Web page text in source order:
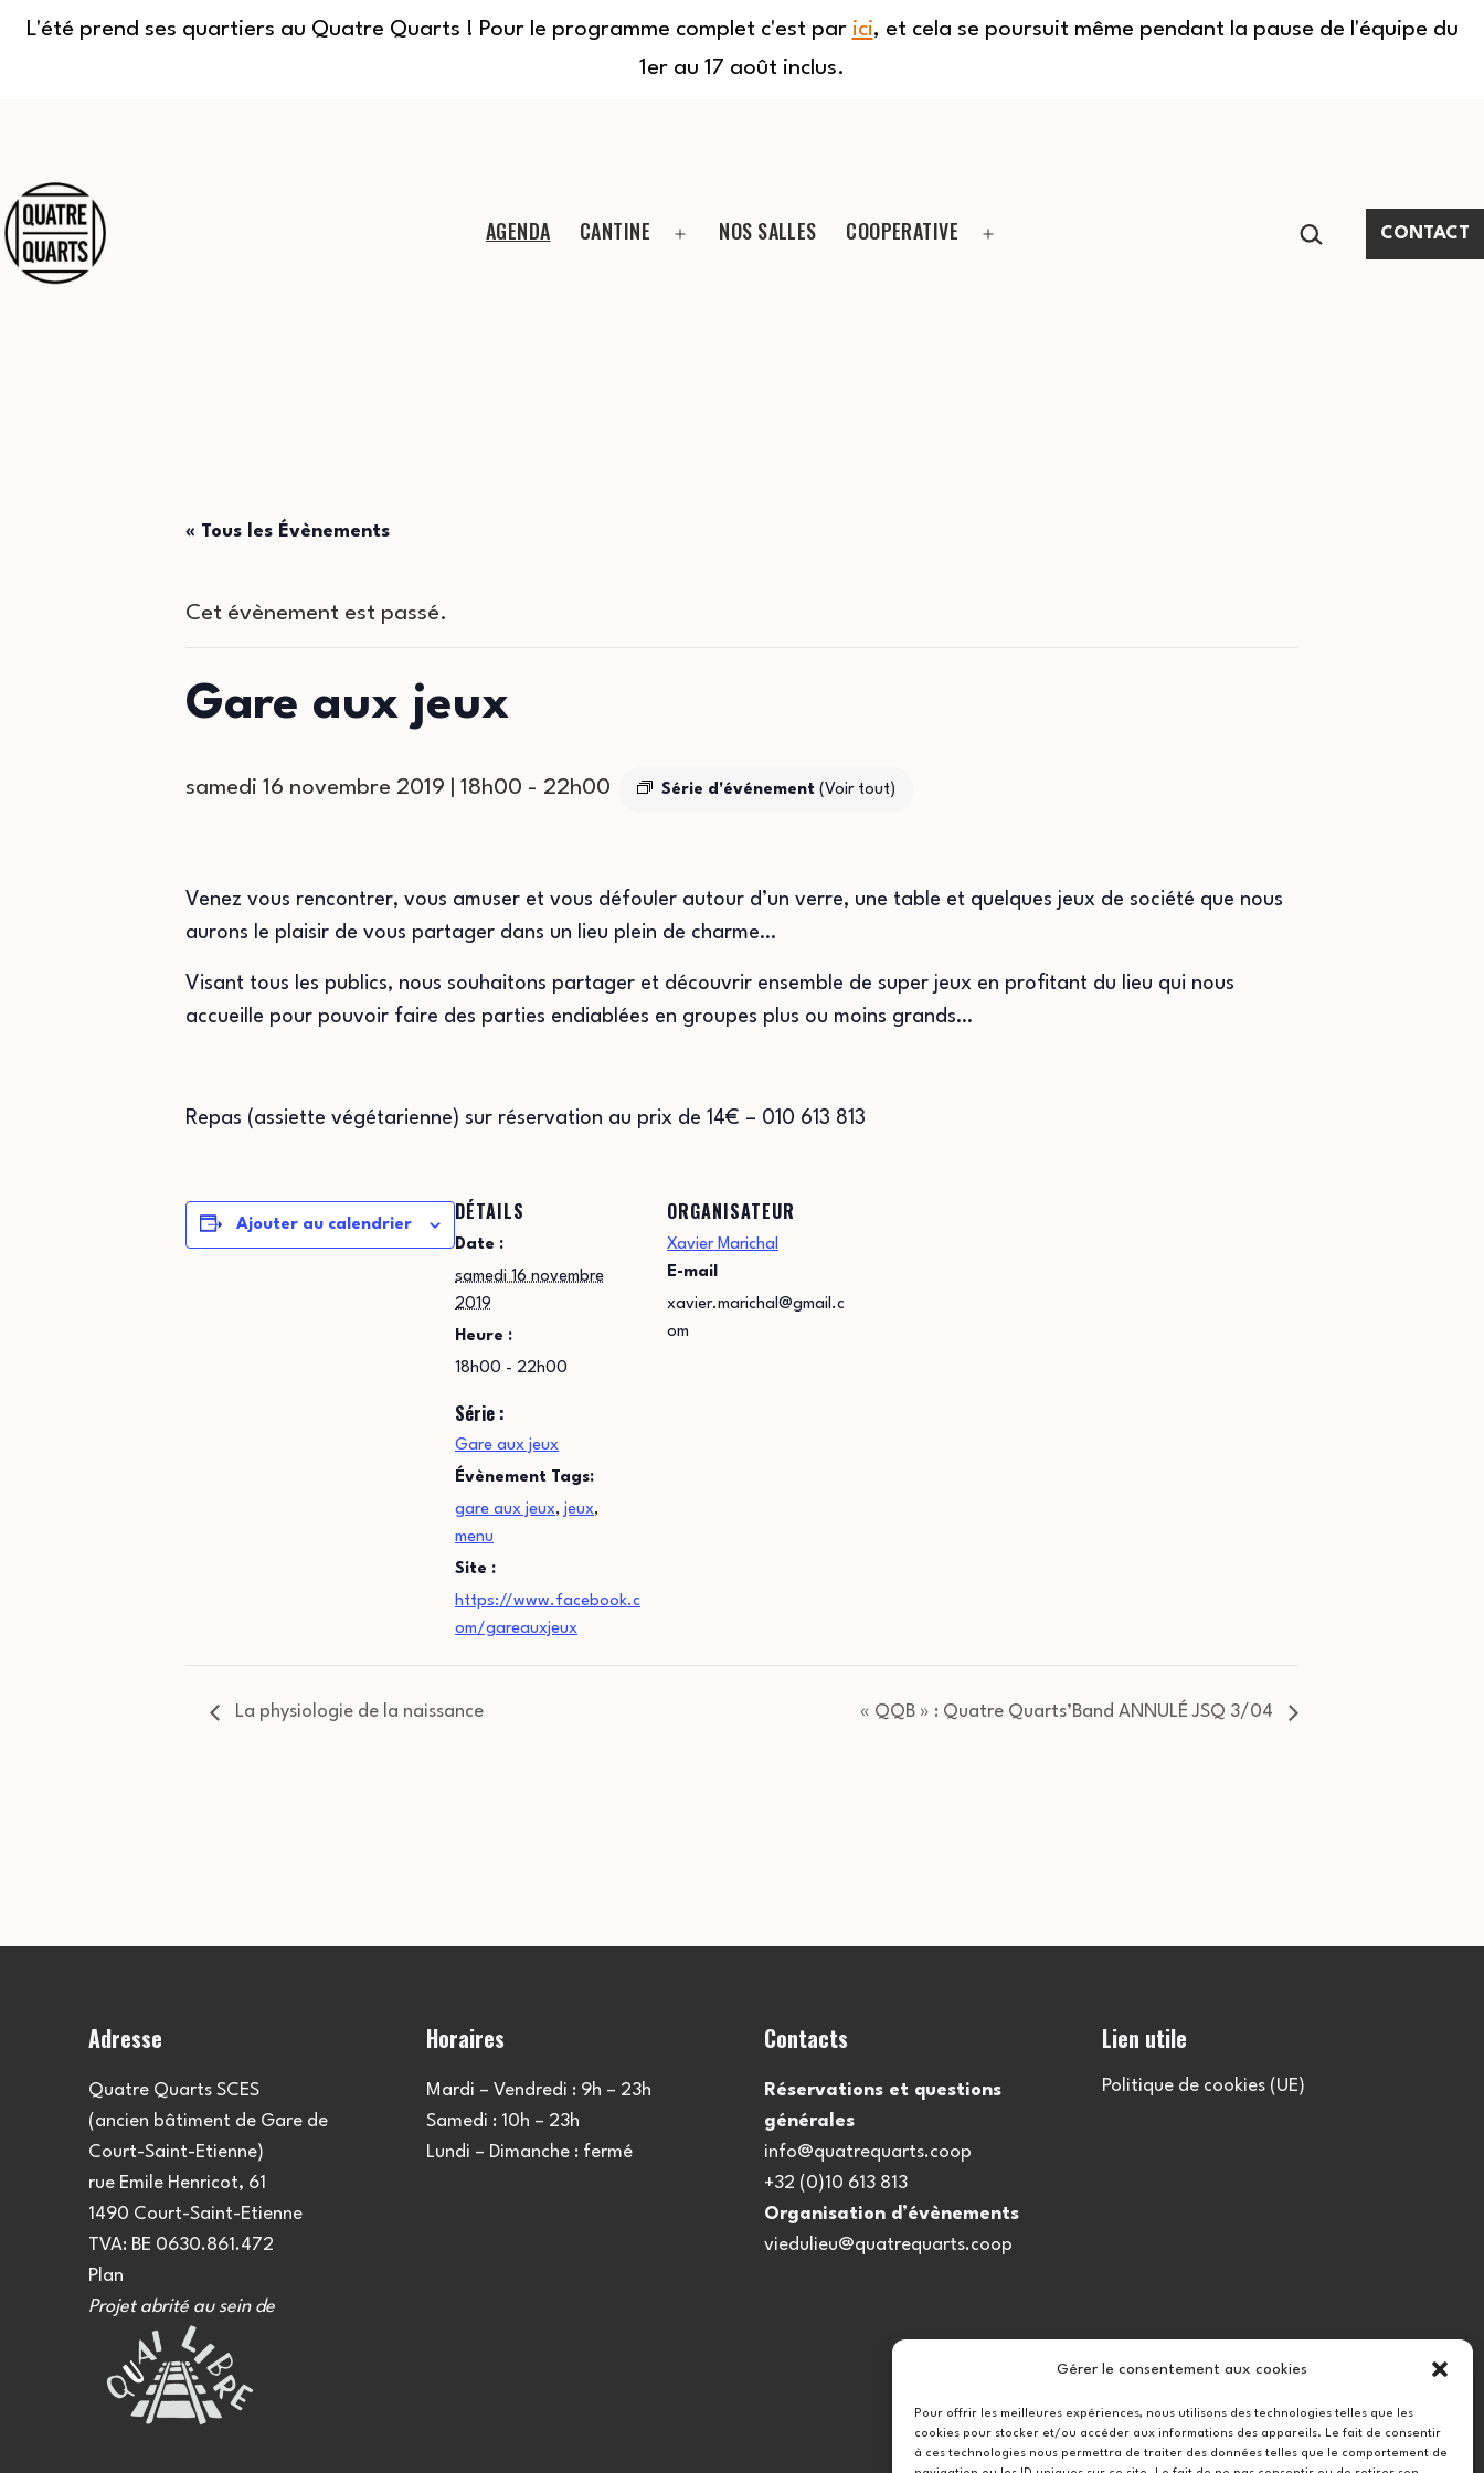
L'été prend ses quartiers au Quatre Quarts ! Pour le programme complet c'est par ici, et cela se poursuit même pendant la pause de l'équipe du
1er au 17 août inclus.
Gérer le consentement aux cookies
Pour offrir les meilleures expériences, nous utilisons des technologies telles que les
cookies pour stocker et/ou accéder aux informations des appareils. Le fait de consentir
à ces technologies nous permettra de traiter des données telles que le comportement de
contenu
AGENDA CANTINE NOS SALLES COOPERATIVE RECHERCHER…
CONTACT
« Tous les Évènements
Cet évènement est passé.
Gare aux jeux
samedi 16 novembre 2019 | 18h00 - 22h00 Série d'événement (Voir tout)
Venez vous rencontrer, vous amuser et vous défouler autour d’un verre, une table et quelques jeux de société que nous
aurons le plaisir de vous partager dans un lieu plein de charme…
Visant tous les publics, nous souhaitons partager et découvrir ensemble de super jeux en profitant du lieu qui nous
accueille pour pouvoir faire des parties endiablées en groupes plus ou moins grands…
Repas (assiette végétarienne) sur réservation au prix de 14€ – 010 613 813
Ajouter au calendrier
DÉTAILS
Date :
samedi 16 novembre
2019
Heure :
18h00 - 22h00
Série :
Gare aux jeux
Évènement Tags:
gare aux jeux, jeux,
menu
Site :
https://www.facebook.c
om/gareauxjeux
ORGANISATEUR
Xavier Marichal
E-mail
xavier.marichal@gmail.c
om
La physiologie de la naissance « QQB » : Quatre Quarts’Band ANNULÉ JSQ 3/04
Adresse
Quatre Quarts SCES
(ancien bâtiment de Gare de
Court-Saint-Etienne)
rue Emile Henricot, 61
1490 Court-Saint-Etienne
TVA: BE 0630.861.472
Plan
Projet abrité au sein de
Horaires
Mardi – Vendredi : 9h – 23h
Samedi : 10h – 23h
Lundi – Dimanche : fermé
Contacts
Réservations et questions
générales
info@quatrequarts.coop
+32 (0)10 613 813
Organisation d’évènements
viedulieu@quatrequarts.coop
Lien utile
Politique de cookies (UE)